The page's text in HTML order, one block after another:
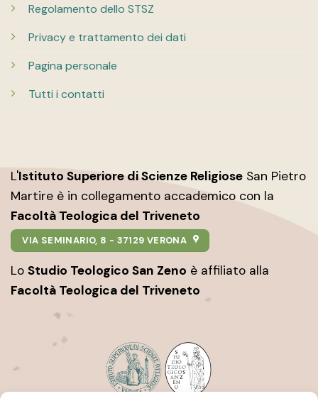
Regolamento dello STSZ
Privacy e trattamento dei dati
Pagina personale
Tutti i contatti
L'Istituto Superiore di Scienze Religiose San Pietro
Martire è in collegamento accademico con la
Facoltà Teologica del Triveneto
VIA SEMINARIO, 8 - 37129 VERONA
Lo Studio Teologico San Zeno è affiliato alla
Facoltà Teologica del Triveneto